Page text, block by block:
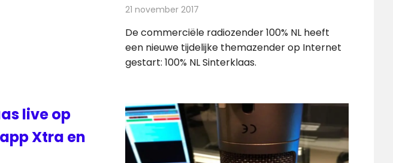
21 november 2017
De commerciële radiozender 100% NL heeft
een nieuwe tijdelijke themazender op Internet
gestart: 100% NL Sinterklaas.
live op
Xtra en